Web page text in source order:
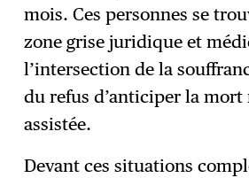
mois. Ces personnes se
zone grise juridique et
l’intersection de la
du refus d’anticiper la
assistée.
Devant ces situations